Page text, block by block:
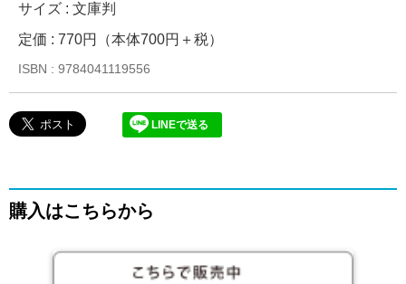
サイズ : 文庫判
定価 : 770円（本体700円＋税）
ISBN : 9784041119556
LINEで送る
購入はこちらから